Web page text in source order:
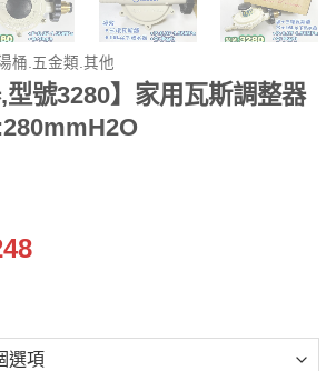
桶.五金類.其他
,型號3280】家用瓦斯調整器
。
目
NT$248。